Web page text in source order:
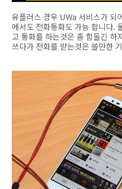
유플러스 경우 UWa 서비스가 되
에서도 전화통화도 가능 합니다.
고 통화를 하는것은 좀 힘들긴 하
쓰다가 전화를 받는것은 쓸만한